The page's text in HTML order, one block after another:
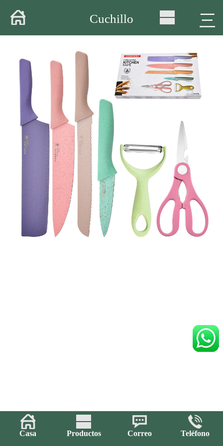
Casa
Sobre
Productos
Almacén
Entrega
Vídeo
Noticias
Contacto
Cuchillo 三
Casa Productos Correo Teléfono